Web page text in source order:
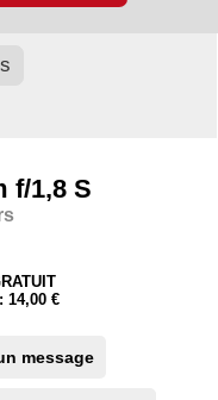
f/1,8 S
14,00 €
message